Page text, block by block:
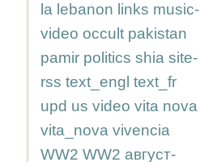
la lebanon links music-
video occult pakistan
pamir politics shia site-
rss text_engl text_fr
upd us video vita nova
vita_nova vivencia
WW2 WW2 август-